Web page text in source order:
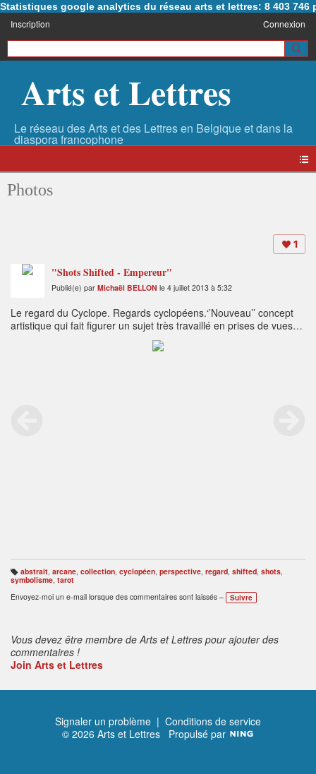
Statistiques google analytics du réseau arts et lettres: 8 403 746
Inscription Connexion
Arts et Lettres
Photos
1
"Shots Shifted - Empereur"
Publié(e) par Michaël BELLON le 4 juillet 2013 à 5:32
Le regard du Cyclope. Regards cyclopéens.‘’Nouveau’’ concept
artistique qui fait figurer un sujet très travaillé en prises de vues
décalées, de nature à contraster les perspectives d’un
intérieur.‘’Empereur “, collection "Les Arcanes Majeurs du Tarot",
B
ali
s
e
abstrait, arcane, collection, cyclopéen, perspective, regard, shifted, shots,
symbolisme tarot
Envoyez-moi un e-mail lorsque des commentaires sont laissés –
Suivre
Vous devez être membre de Arts et Lettres pour ajouter des
commentaires !
Join Arts et Lettres
Signaler un problème | Conditions de service
© 2026 Arts et Lettres Propulsé par